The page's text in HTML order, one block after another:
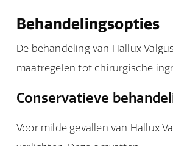
Behandelingsopties
De behandeling van Hallux
maatregelen tot chirurgische
Conservatieve
Voor milde gevallen van Hallux